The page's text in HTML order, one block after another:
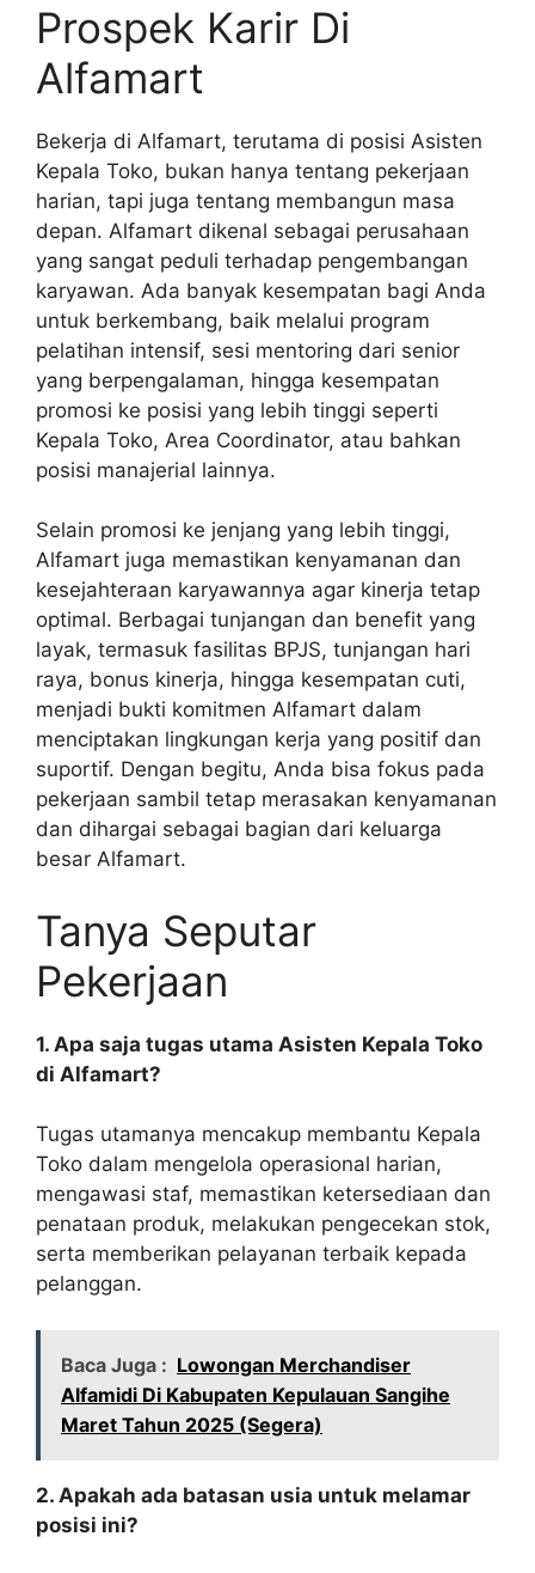
Prospek Karir Di
Alfamart
Bekerja di Alfamart, terutama di posisi Asisten
Kepala Toko, bukan hanya tentang pekerjaan
harian, tapi juga tentang membangun masa
depan. Alfamart dikenal sebagai perusahaan
yang sangat peduli terhadap pengembangan
karyawan. Ada banyak kesempatan bagi Anda
untuk berkembang, baik melalui program
pelatihan intensif, sesi mentoring dari senior
yang berpengalaman, hingga kesempatan
promosi ke posisi yang lebih tinggi seperti
Kepala Toko, Area Coordinator, atau bahkan
posisi manajerial lainnya.
Selain promosi ke jenjang yang lebih tinggi,
Alfamart juga memastikan kenyamanan dan
kesejahteraan karyawannya agar kinerja tetap
optimal. Berbagai tunjangan dan benefit yang
layak, termasuk fasilitas BPJS, tunjangan hari
raya, bonus kinerja, hingga kesempatan cuti,
menjadi bukti komitmen Alfamart dalam
menciptakan lingkungan kerja yang positif dan
suportif. Dengan begitu, Anda bisa fokus pada
pekerjaan sambil tetap merasakan kenyamanan
dan dihargai sebagai bagian dari keluarga
besar Alfamart.
Tanya Seputar
Pekerjaan
1. Apa saja tugas utama Asisten Kepala Toko
di Alfamart?
Tugas utamanya mencakup membantu Kepala
Toko dalam mengelola operasional harian,
mengawasi staf, memastikan ketersediaan dan
penataan produk, melakukan pengecekan stok,
serta memberikan pelayanan terbaik kepada
pelanggan.
Baca Juga : Lowongan Merchandiser
Alfamidi Di Kabupaten Kepulauan Sangihe
Maret Tahun 2025 (Segera)
2. Apakah ada batasan usia untuk melamar
posisi ini?